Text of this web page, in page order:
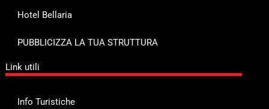
Hotel Bellaria
PUBBLICIZZA LA TUA STRUTTURA
Link utili
Info Turistiche